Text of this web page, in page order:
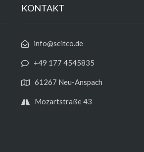
KONTAKT
info@seitco.de
+49 177 4545835
61267 Neu-Anspach
Mozartstraße 43